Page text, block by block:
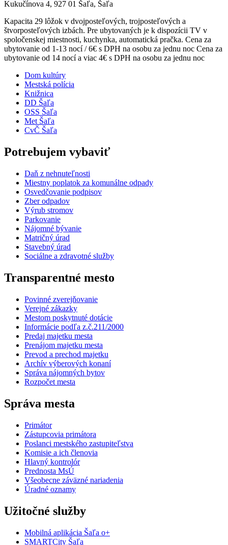
Kukučínova 4, 927 01 Šaľa, Šaľa
Kapacita 29 lôžok v dvojposteľových, trojposteľových a
štvorposteľových izbách. Pre ubytovaných je k dispozícii TV v
spoločenskej miestnosti, kuchynka, automatická pračka. Cena za
ubytovanie od 1-13 nocí / 6€ s DPH na osobu za jednu noc Cena za
ubytovanie od 14 nocí a viac 4€ s DPH na osobu za jednu noc
Dom kultúry
Mestská polícia
Knižnica
DD Šaľa
OSS Šaľa
Met Šaľa
CvČ Šaľa
Potrebujem vybaviť
Daň z nehnuteľnosti
Miestny poplatok za komunálne odpady
Osvedčovanie podpisov
Zber odpadov
Výrub stromov
Parkovanie
Nájomné bývanie
Matričný úrad
Stavebný úrad
Sociálne a zdravotné služby
Transparentné mesto
Povinné zverejňovanie
Verejné zákazky
Mestom poskytnuté dotácie
Informácie podľa z.č.211/2000
Predaj majetku mesta
Prenájom majetku mesta
Prevod a prechod majetku
Archív výberových konaní
Správa nájomných bytov
Rozpočet mesta
Správa mesta
Primátor
Zástupcovia primátora
Poslanci mestského zastupiteľstva
Komisie a ich členovia
Hlavný kontrolór
Prednosta MsÚ
Všeobecne záväzné nariadenia
Úradné oznamy
Užitočné služby
Mobilná aplikácia Šaľa o+
SMARTCity Šaľa